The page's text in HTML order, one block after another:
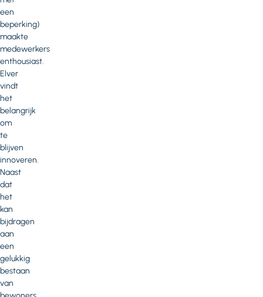
een
beperking)
maakte
medewerkers
enthousiast.
Elver
vindt
het
belangrijk
om
te
blijven
innoveren.
Naast
dat
het
kan
bijdragen
aan
een
gelukkig
bestaan
van